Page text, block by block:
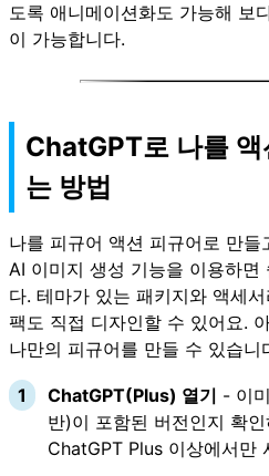
도록 애니메이션화도 가능해 보
이 가능합니다.
ChatGPT로 나를
는 방법
나를 피규어 액션 피규어로 만
AI 이미지 생성 기능을 이용하면
다. 테마가 있는 패키지와 액세
팩도 직접 디자인할 수 있어요.
나만의 피규어를 만들 수 있습니
ChatGPT(Plus) 열기 - 이
반)이 포함된 버전인지 확
ChatGPT Plus 이상에서만